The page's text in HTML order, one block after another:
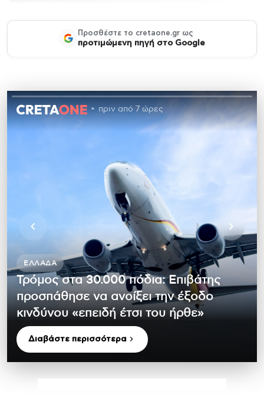
Προσθέστε το cretaone.gr ως
προτιμώμενη πηγή στο Google
πριν από 7 ώρες
ΕΛΛΆΔΑ
Τρόμος στα 30.000 πόδια: Επιβάτης
προσπάθησε να ανοίξει την έξοδο
κινδύνου «επειδή έτσι του ήρθε»
Διαβάστε περισσότερα